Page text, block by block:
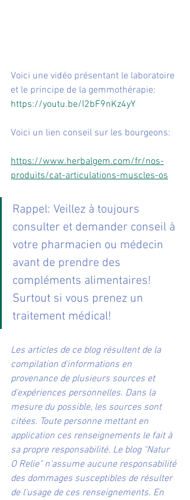
Voici une vidéo présentant le laboratoire
et le principe de la gemmothérapie:
https://youtu.be/I2bF9nKz4yY
Voici un lien conseil sur les bourgeons:
https://www.herbalgem.com/fr/nos-
produits/cat-articulations-muscles-os
Rappel: Veillez à toujours
consulter et demander conseil à
votre pharmacien ou médecin
avant de prendre des
compléments alimentaires!
Surtout si vous prenez un
traitement médical!
Les articles de ce blog résultent de la
compilation d'informations en
provenance de plusieurs sources et
d'expériences personnelles. Dans la
mesure du possible, les sources sont
citées. Toute personne mettant en
application ces renseignements le fait à
sa propre responsabilité. Le blog "Natur
O Relie" n'assume aucune responsabilité
des dommages susceptibles de résulter
de l'usage de ces renseignements. En